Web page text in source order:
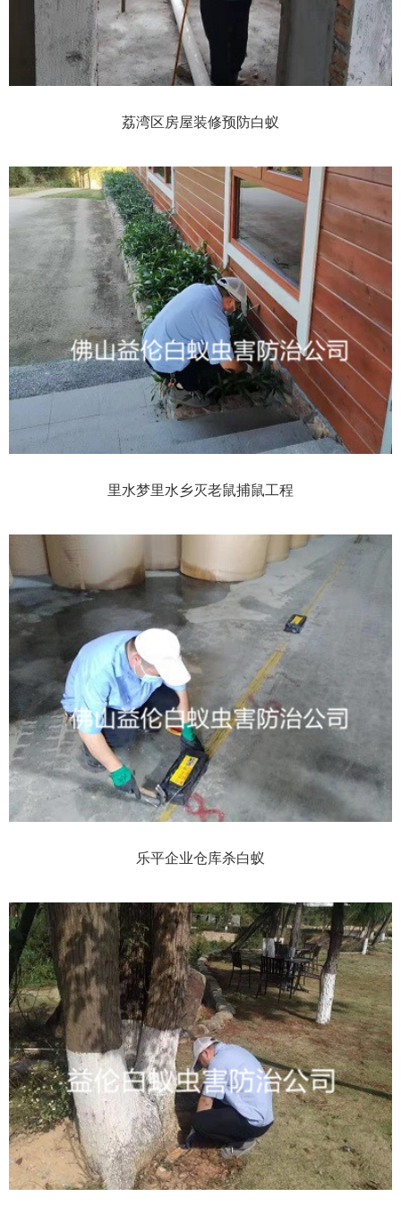
荔湾区房屋装修预防白蚁
里水梦里水乡灭老鼠捕鼠工程
乐平企业仓库杀白蚁